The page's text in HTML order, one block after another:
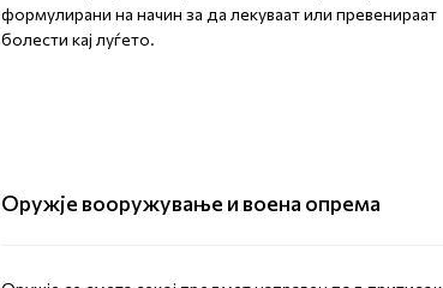
формулирани на начин за да лекуваат или превенираат
болести кај луѓето.
Оружје вооружување и воена опрема